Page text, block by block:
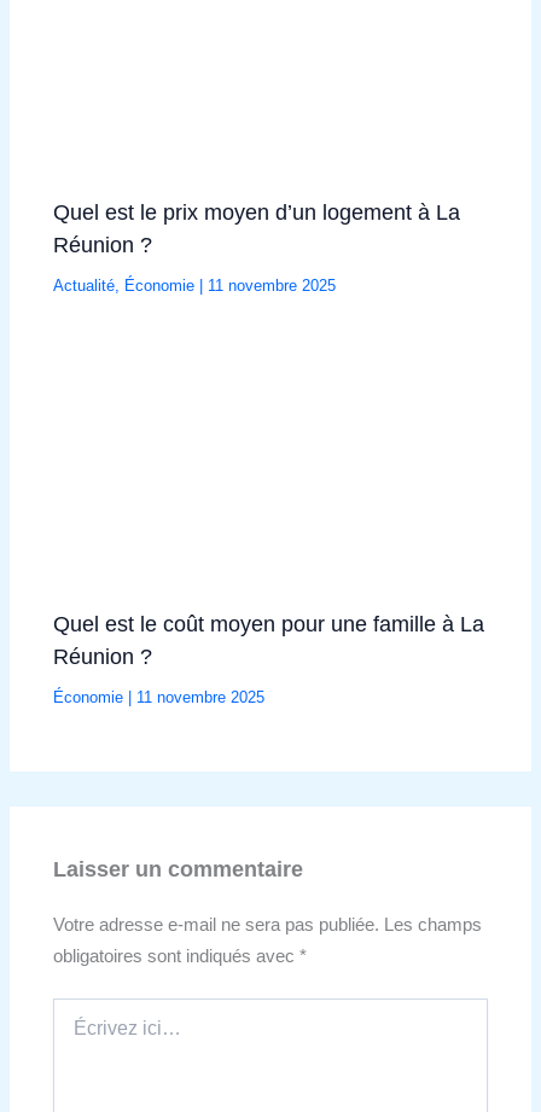
Quel est le prix moyen d’un logement à La
Réunion ?
Actualité Économie | 11 novembre 2025
Quel est le coût moyen pour une famille à La
Réunion ?
Économie 11 novembre 2025
Laisser un commentaire
Votre adresse e-mail ne sera pas publiée.
Les champs
obligatoires sont indiqués avec*
ici…